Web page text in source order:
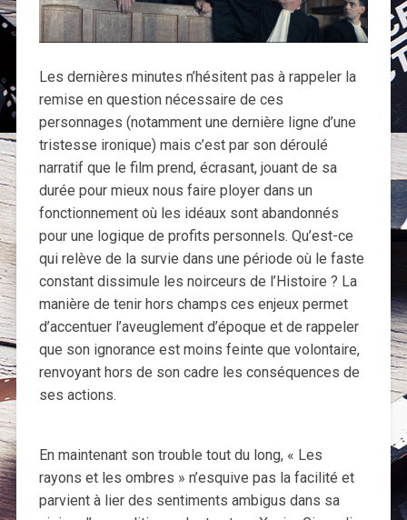
Les dernières minutes n’hésitent pas à rappeler la
remise en question nécessaire de ces
personnages (notamment une dernière ligne d’une
tristesse ironique) mais c’est par son déroulé
narratif que le film prend, écrasant, jouant de sa
durée pour mieux nous faire ployer dans un
fonctionnement où les idéaux sont abandonnés
pour une logique de profits personnels. Qu’est-ce
qui relève de la survie dans une période où le faste
constant dissimule les noirceurs de l’Histoire ? La
manière de tenir hors champs ces enjeux permet
d’accentuer l’aveuglement d’époque et de rappeler
que son ignorance est moins feinte que volontaire,
renvoyant hors de son cadre les conséquences de
ses actions.
En maintenant son trouble tout du long, « Les
rayons et les ombres » n’esquive pas la facilité et
parvient à lier des sentiments ambigus dans sa